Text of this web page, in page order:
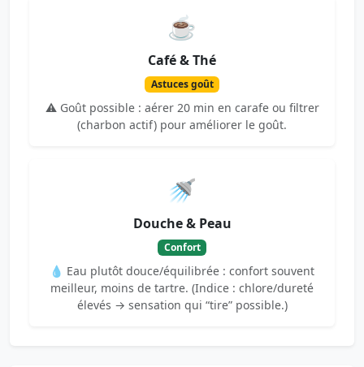
☕
Café & Thé
Astuces goût
⚠️ Goût possible : aérer 20 min en carafe ou filtrer
(charbon actif) pour améliorer le goût.
🚿
Douche & Peau
Confort
💧 Eau plutôt douce/équilibrée : confort souvent
meilleur, moins de tartre. (Indice : chlore/dureté
élevés → sensation qui “tire” possible.)